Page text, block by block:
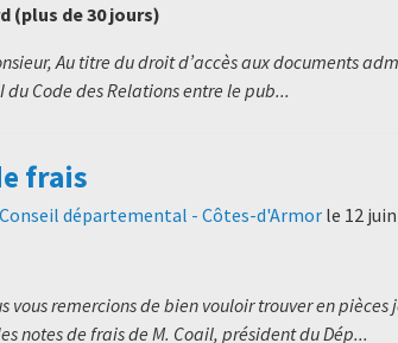
(plus de 30 jours)
Au titre du droit d’accès aux documents
du Code des Relations entre le pub...
frais
Conseil départemental - Côtes-d'Armor le 12
vous remercions de bien vouloir trouver en
notes de frais de M. Coail, président du Dép...